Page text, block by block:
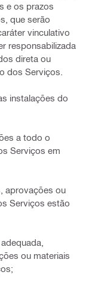
e os prazos
que serão
vinculativo
responsabilizada
direta ou
dos Serviços.
instalações do
a todo o
Serviços em
aprovações ou
Serviços estão
ou materiais